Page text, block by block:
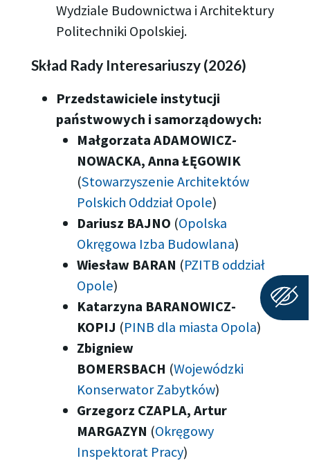
Wydziale Budownictwa i Architektury
Politechniki Opolskiej.
Skład Rady Interesariuszy (2026)
Przedstawiciele instytucji
państwowych i samorządowych:
Małgorzata ADAMOWICZ-
NOWACKA, Anna ŁĘGOWIK
(Stowarzyszenie Architektów
Polskich Oddział Opole)
Dariusz BAJNO (Opolska
Okręgowa Izba Budowlana)
Wiesław BARAN (PZITB oddział
Opole)
Katarzyna BARANOWICZ-
KOPIJ (PINB dla miasta Opola)
Zbigniew
BOMERSBACH (Wojewódzki
Konserwator Zabytków)
Grzegorz CZAPLA, Artur
MARGAZYN (Okręgowy
Inspektorat Pracy)